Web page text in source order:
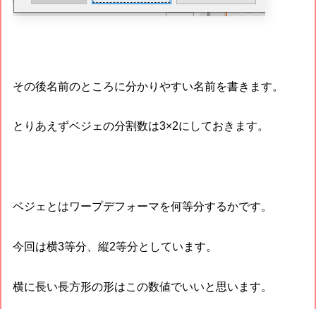
その後名前のところに分かりやすい名前を書きます。
とりあえずベジェの分割数は3×2にしておきます。
ベジェとはワープデフォーマを何等分するかです。
今回は横3等分、縦2等分としています。
横に長い長方形の形はこの数値でいいと思います。